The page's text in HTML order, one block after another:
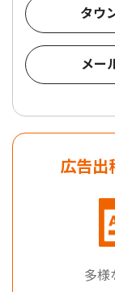
タウ
メー
広告出
多様